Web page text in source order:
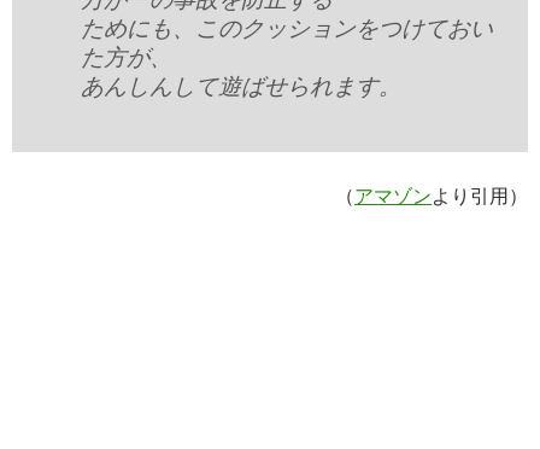
ためにも、このクッションをつけておい
た方が、
あんしんして遊ばせられます。
（アマゾンより引用）